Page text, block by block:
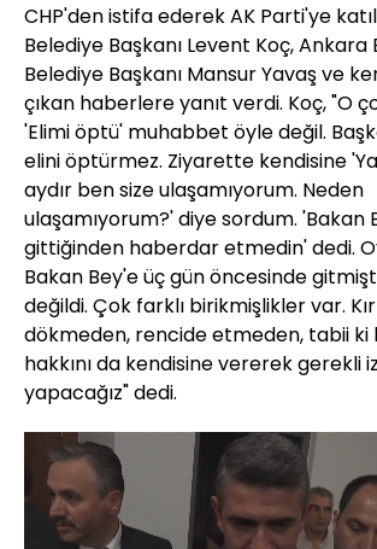
CHP'den istifa ederek AK Parti'ye
Belediye Başkanı Levent Koç, Ankara
Belediye Başkanı Mansur Yavaş ve
çıkan haberlere yanıt verdi. Koç, "O
'Elimi öptü' muhabbet öyle değil.
elini öptürmez. Ziyarette kendisine
aydır ben size ulaşamıyorum. Neden
ulaşamıyorum?' diye sordum. 'Bakan
gittiğinden haberdar etmedin' dedi.
Bakan Bey'e üç gün öncesinde
değildi. Çok farklı birikmişlikler var.
dökmeden, rencide etmeden, tabii ki
hakkını da kendisine vererek gerekli
yapacağız" dedi.